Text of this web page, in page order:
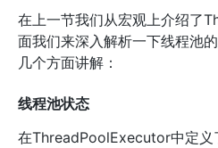
在上一节我们从宏观上介绍了
面我们来深入解析一下线程池
几个方面讲解：
线程池状态
在ThreadPoolExecutor中定